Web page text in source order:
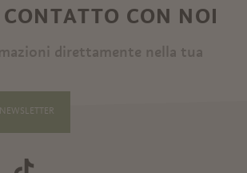
CON NOI
direttamente nella tua